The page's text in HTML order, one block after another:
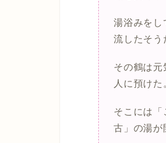
湯浴みをし
流したそう
その鶴は元
人に預けた
そこには
古」の湯が